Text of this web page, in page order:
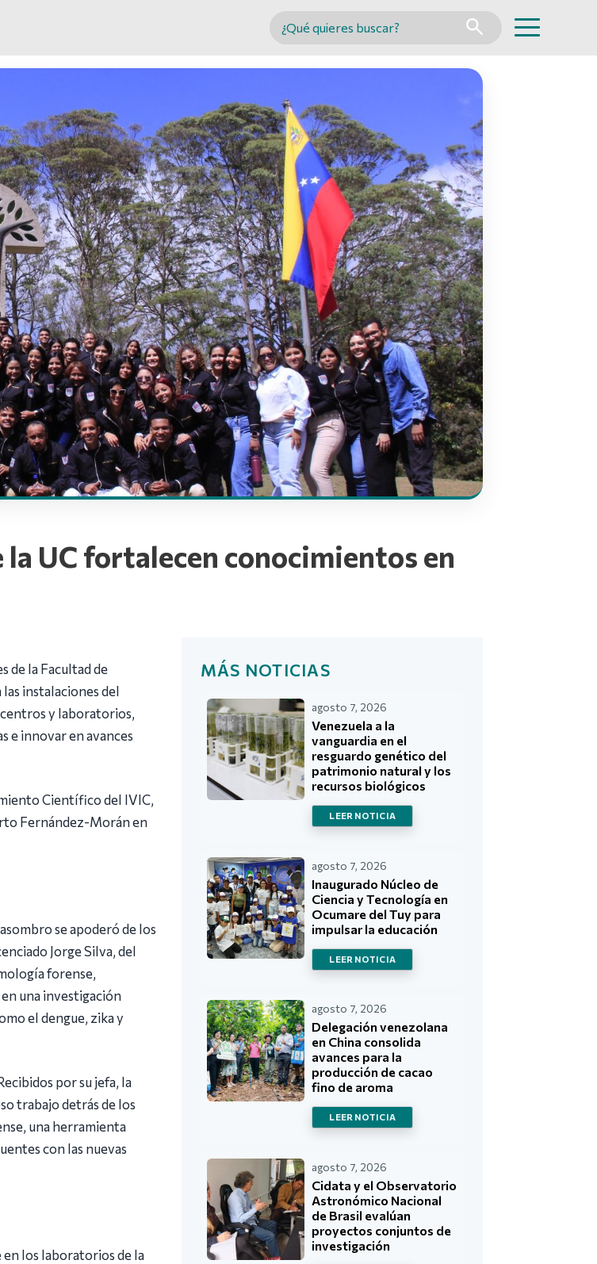
Buscar en MINCYT
UC fortalecen conocimientos en
de la Facultad de
instalaciones del
y laboratorios,
e innovar en avances
Científico del IVIC,
Fernández-Morán en
se apoderó de los
Jorge Silva, del
forense,
una investigación
el dengue, zika y
por su jefa, la
trabajo detrás de los
una herramienta
con las nuevas
los laboratorios de la
MÁS NOTICIAS
agosto 7, 2026
Venezuela a la
vanguardia en el
resguardo genético del
patrimonio natural y los
recursos biológicos
LEER NOTICIA
agosto 7, 2026
Inaugurado Núcleo de
Ciencia y Tecnología en
Ocumare del Tuy para
impulsar la educación
LEER NOTICIA
agosto 7, 2026
Delegación venezolana
en China consolida
avances para la
producción de cacao
fino de aroma
LEER NOTICIA
agosto 7, 2026
Cidata y el Observatorio
Astronómico Nacional
de Brasil evalúan
proyectos conjuntos de
investigación